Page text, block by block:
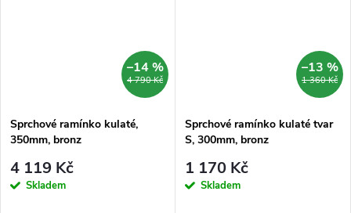
4 790 Kč
–14 %
Sprchové ramínko kulaté,
350mm, bronz
4 119 Kč
Skladem
1 360 Kč
–13 %
Sprchové ramínko kulaté tvar
S, 300mm, bronz
1 170 Kč
Skladem